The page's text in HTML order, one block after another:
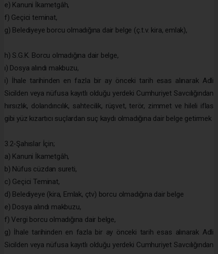
e) Kanuni İkametgâh,
f) Geçici teminat,
g) Belediyeye borcu olmadığına dair belge (ç.t.v. kira, emlak),
h) S.G.K. Borcu olmadığına dair belge,
ı) Dosya alındı makbuzu,
i) İhale tarihinden en fazla bir ay önceki tarih esas alınarak Adli
Sicilden veya nüfusa kayıtlı olduğu yerdeki Cumhuriyet Savcılığından
hırsızlık, dolandırıcılık, sahtecilik, rüşvet, terör, zimmet ve hileli iflas
gibi yüz kızartıcı suçlardan suç kaydı olmadığına dair belge getirmek
3.2-Şahıslar İçin;
a) Kanuni İkametgâh,
b) Nüfus cüzdan sureti,
c) Geçici Teminat,
d) Belediyeye (kira, Emlak, çtv) borcu olmadığına dair belge
e) Dosya alındı makbuzu,
f) Vergi borcu olmadığına dair belge,
g) İhale tarihinden en fazla bir ay önceki tarih esas alınarak Adli
Sicilden veya nüfusa kayıtlı olduğu yerdeki Cumhuriyet Savcılığından